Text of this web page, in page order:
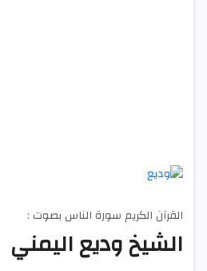
القرآن الكريم سورة الناس بصوت :
الشيخ وديع اليمني